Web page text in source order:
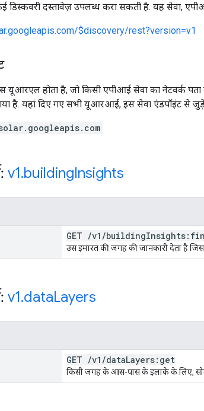
डिस्कवरी दस्तावेज़ उपलब्ध करा सकती है. यह सेवा,
$discovery/rest?version=v1
यूआरएल होता है, जो किसी एपीआई सेवा का नेटवर्क पता
गया है. यहां दिए गए सभी यूआरआई, इस सेवा एंडपॉइंट से
v1.buildingInsights
GET /v1 /building
उस इमारत की जगह की जानकारी देता है
v1.dataLayers
GET /v1 /dataLayers:get
किसी जगह के आस-पास के इलाके के लिए,